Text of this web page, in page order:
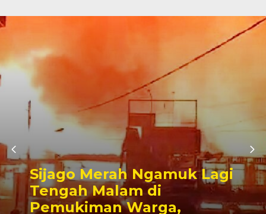
Sijago Merah Ngamuk Lagi
Tengah Malam di
Pemukiman Warga,